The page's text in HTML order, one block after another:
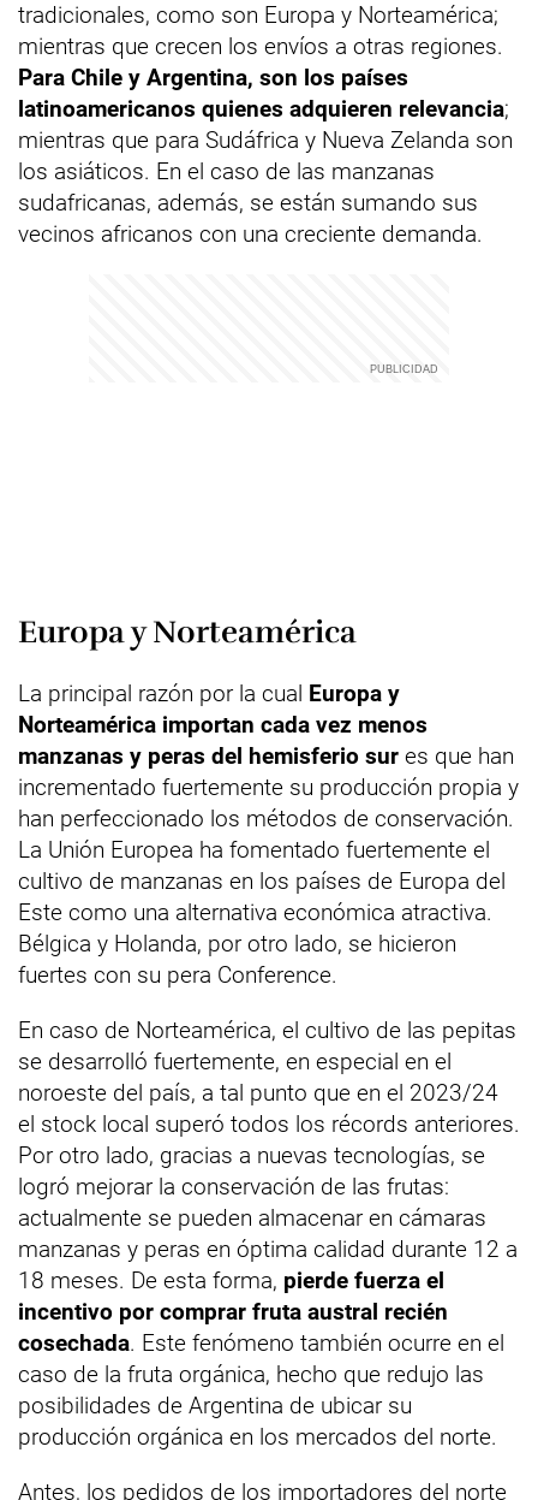
tradicionales, como son Europa y Norteamérica;
mientras que crecen los envíos a otras regiones.
Para Chile y Argentina, son los países
latinoamericanos quienes adquieren relevancia;
mientras que para Sudáfrica y Nueva Zelanda son
los asiáticos. En el caso de las manzanas
sudafricanas, además, se están sumando sus
vecinos africanos con una creciente demanda.
Europa y Norteamérica
La principal razón por la cual Europa y
Norteamérica importan cada vez menos
manzanas y peras del hemisferio sur es que han
incrementado fuertemente su producción propia y
han perfeccionado los métodos de conservación.
La Unión Europea ha fomentado fuertemente el
cultivo de manzanas en los países de Europa del
Este como una alternativa económica atractiva.
Bélgica y Holanda, por otro lado, se hicieron
fuertes con su pera Conference.
En caso de Norteamérica, el cultivo de las pepitas
se desarrolló fuertemente, en especial en el
noroeste del país, a tal punto que en el 2023/24
el stock local superó todos los récords anteriores.
Por otro lado, gracias a nuevas tecnologías, se
logró mejorar la conservación de las frutas:
actualmente se pueden almacenar en cámaras
manzanas y peras en óptima calidad durante 12 a
18 meses. De esta forma, pierde fuerza el
incentivo por comprar fruta austral recién
cosechada. Este fenómeno también ocurre en el
caso de la fruta orgánica, hecho que redujo las
posibilidades de Argentina de ubicar su
producción orgánica en los mercados del norte.
Antes, los pedidos de los importadores del norte